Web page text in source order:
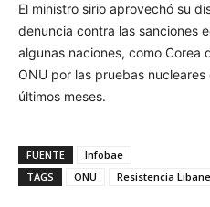
El ministro sirio aprovechó su
denuncia contra las sanciones
algunas naciones, como Corea
ONU por las pruebas
últimos meses.
FUENTE
Infobae
TAGS
ONU Resistencia